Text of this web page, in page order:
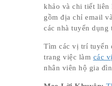
khảo và chi tiết liên
gồm địa chỉ email
các nhà tuyển dụng
Tìm các vị trí tuyển
trang việc làm các
nhân viên hộ gia